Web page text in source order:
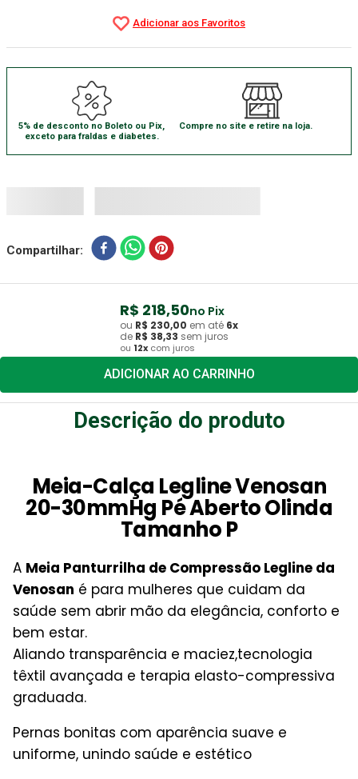
5% de desconto no Boleto ou Pix,
exceto para fraldas e diabetes.
Compre no site e retire na loja.
Compartilhar
R$ 218,50no Pix
ou R$ 230,00 em até 6x
de R$ 38,33 sem juros
ou 12x com juros
ADICIONAR AO CARRINHO
Descrição do produto
Meia-Calça Legline Venosan
20-30mmHg Pé Aberto Olinda
Tamanho P
A Meia Panturrilha de Compressão Legline da
Venosan é para mulheres que cuidam da
saúde sem abrir mão da elegância, conforto e
bem estar.
Aliando transparência e maciez,tecnologia
têxtil avançada e terapia elasto-compressiva
graduada.
Pernas bonitas com aparência suave e
uniforme, unindo saúde e estético